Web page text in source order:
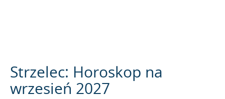
Strzelec: Horoskop na
wrzesień 2027